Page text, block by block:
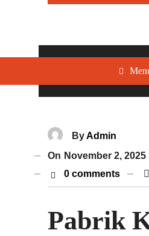
ByAdmin
On November 2, 2025
0 comments
Pabrik